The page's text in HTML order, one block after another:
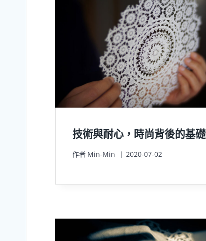
技術與耐心，時尚背後的基礎
作者 Min-Min 2020-07-02